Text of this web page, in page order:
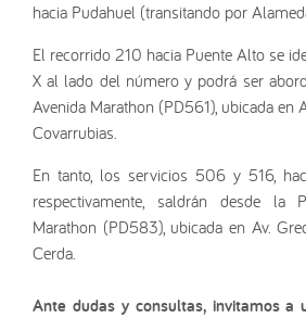
hacia Pudahuel (transitando por
El recorrido 210 hacia Puente Alto se
X al lado del número y podrá ser
Avenida Marathon (PD561), ubicada en
Covarrubias.
En tanto, los servicios 506 y 516,
respectivamente, saldrán desde
Marathon (PD583), ubicada en Av.
Cerda.
Ante dudas y consultas, invitamos a